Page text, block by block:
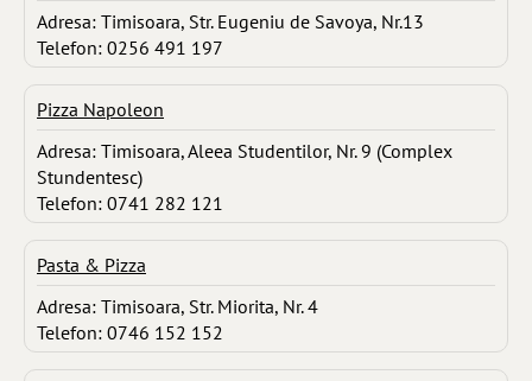
Adresa: Timisoara, Str. Eugeniu de Savoya, Nr.13
Telefon: 0256 491 197
Pizza Napoleon
Adresa: Timisoara, Aleea Studentilor, Nr. 9 (Complex
Stundentesc)
Telefon: 0741 282 121
Pasta & Pizza
Adresa: Timisoara, Str. Miorita, Nr. 4
Telefon: 0746 152 152